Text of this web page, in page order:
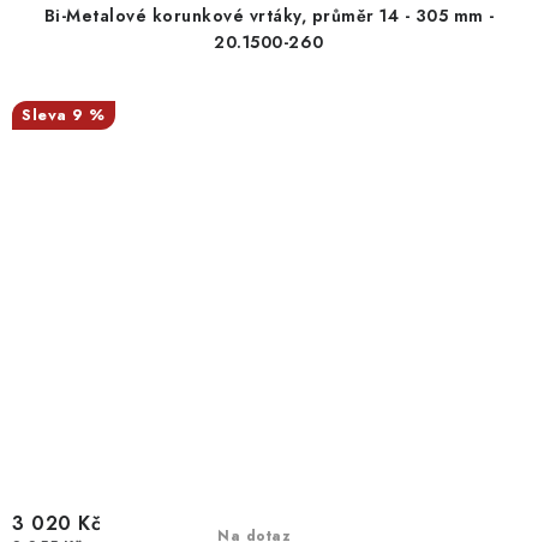
Bi-Metalové korunkové vrtáky, průměr 14 - 305 mm -
20.1500-260
9 %
Na dotaz
3 020 Kč